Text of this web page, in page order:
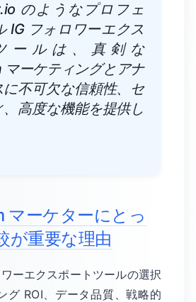
のようなプロフェ
IG フォロワーエクス
ールは、真剣な
ーケティングとアナ
に不可欠な信頼性、セ
、高度な機能を提供し
マーケターにとっ
が重要な理由
ーエクスポートツールの選択
グ ROI、データ品質、戦略的